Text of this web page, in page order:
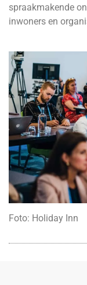
spraakmakende
inwoners en
Foto: Holiday Inn